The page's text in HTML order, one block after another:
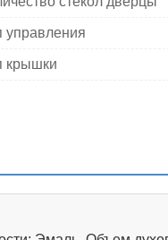
управления
крышки